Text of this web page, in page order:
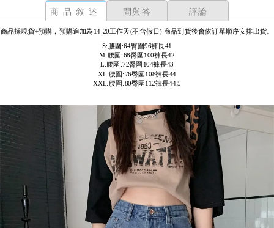
商品敘述 問與答 評論